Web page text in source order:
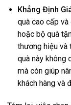
Khẳng Định
quà cao cấp
hoặc bộ quà
thương hiệu và
quà này không
mà còn giúp
khách hàng và